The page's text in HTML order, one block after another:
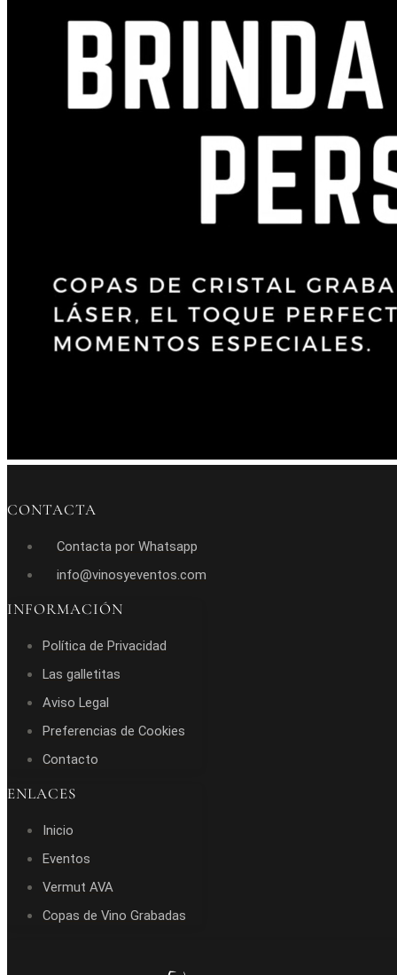
CONTACTA
Contacta por Whatsapp
info@vinosyeventos.com
INFORMACIÓN
Política de Privacidad
Las galletitas
Aviso Legal
Preferencias de Cookies
Contacto
ENLACES
Inicio
Eventos
Vermut AVA
Copas de Vino Grabadas